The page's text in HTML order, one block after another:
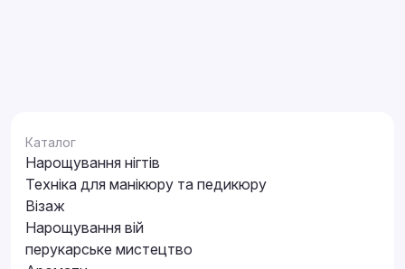
Каталог
Нарощування нігтів
Техніка для манікюру та педикюру
Візаж
Нарощування вій
перукарське мистецтво